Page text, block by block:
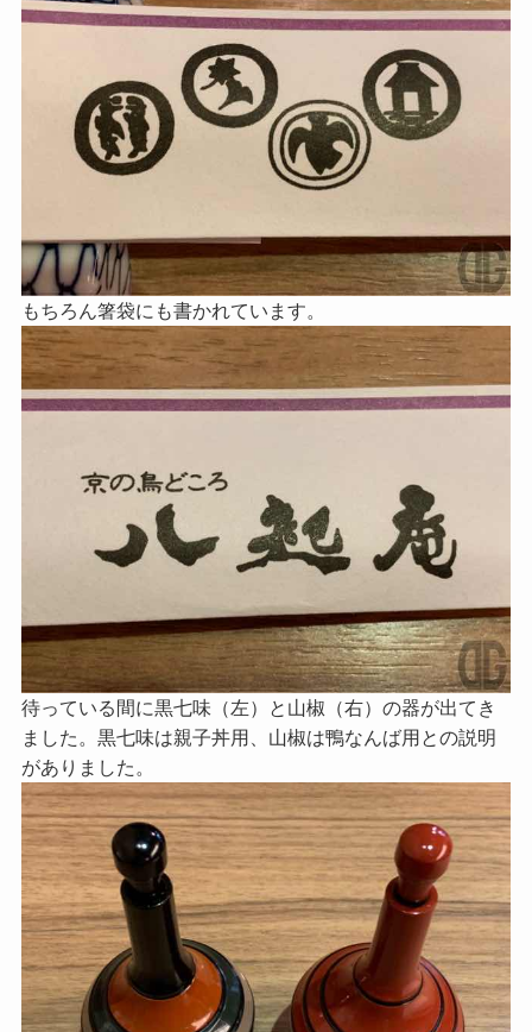
もちろん箸袋にも書かれています。
待っている間に黒七味（左）と山椒（右）の器が出てき
ました。黒七味は親子丼用、山椒は鴨なんば用との説明
がありました。